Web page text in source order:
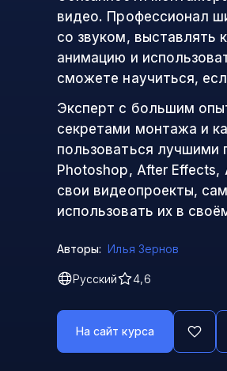
видео. Профессионал
со звуком, выставлять
анимацию и
сможете научиться,
Эксперт с большим
секретами монтажа и
пользоваться лучшими
Photoshop, After Effects,
свои видеопроекты,
использовать их в
Авторы: Илья Зернов
Русский 4,6
На сайт курса